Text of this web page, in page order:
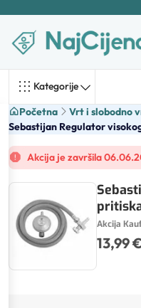
Kategorije
Početna
Vrt i slobodno
Sebastijan Regulator
Akcija je završila
Akcija
13,99